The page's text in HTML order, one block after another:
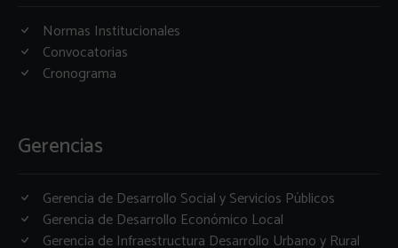
Normas Institucionales
Convocatorias
Cronograma
Gerencias
Gerencia de Desarrollo Social y Servicios Públicos
Gerencia de Desarrollo Económico Local
Gerencia de Infraestructura Desarrollo Urbano y Rural